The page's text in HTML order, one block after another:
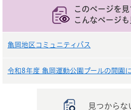
このページを
こんなページ
亀岡地区コミュニティバス
令和8年度 亀岡運動公園プールの開園
見つからな